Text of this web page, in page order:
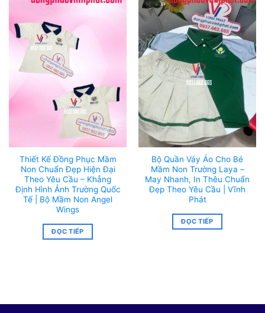
Thiết Kế Đồng Phục Mầm
Non Chuẩn Đẹp Hiện Đại
Theo Yêu Cầu – Khẳng
Định Hình Ảnh Trường Quốc
Tế | Bộ Mầm Non Angel
Wings
ĐỌC TIẾP
Bộ Quần Váy Áo Cho Bé
Mầm Non Trường Laya –
May Nhanh, In Thêu Chuẩn
Đẹp Theo Yêu Cầu | Vĩnh
Phát
ĐỌC TIẾP